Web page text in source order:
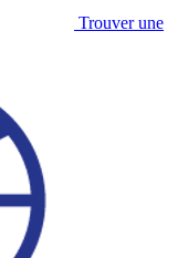
Trouver une